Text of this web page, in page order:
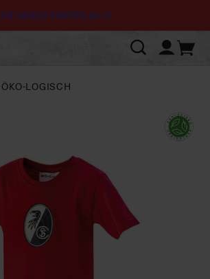
DIE NEUEN TRIKOTS 26-27
ÖKO-LOGISCH